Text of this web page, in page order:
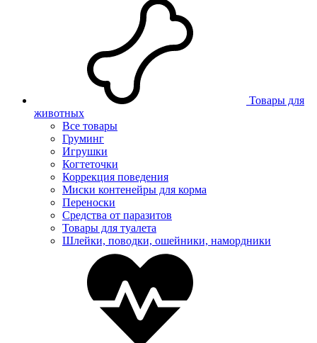
Товары для
животных
Все товары
Груминг
Игрушки
Когтеточки
Коррекция поведения
Миски контенейры для корма
Переноски
Средства от паразитов
Товары для туалета
Шлейки, поводки, ошейники, намордники